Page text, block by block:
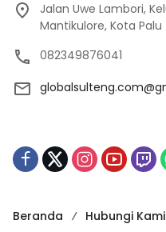
Jalan Uwe Lambori,
Mantikulore, Kota
082349876041
Beranda Hubungi Kami